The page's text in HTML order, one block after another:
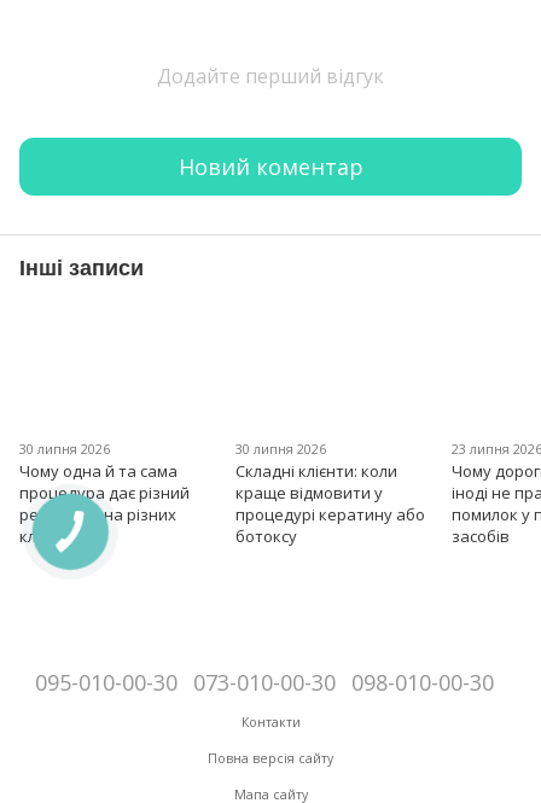
Додайте перший відгук
Новий коментар
Інші записи
30 липня 2026
Чому одна й та сама
процедура дає різний
результат на різних
клієнтах?
30 липня 2026
Складні клієнти: коли
краще відмовити у
процедурі кератину або
ботоксу
23 липня
Чому
іноді не
помилок у
засобів
095-010-00-30 073-010-00-30 098-010-00-30
Контакти
Повна версія сайту
Мапа сайту